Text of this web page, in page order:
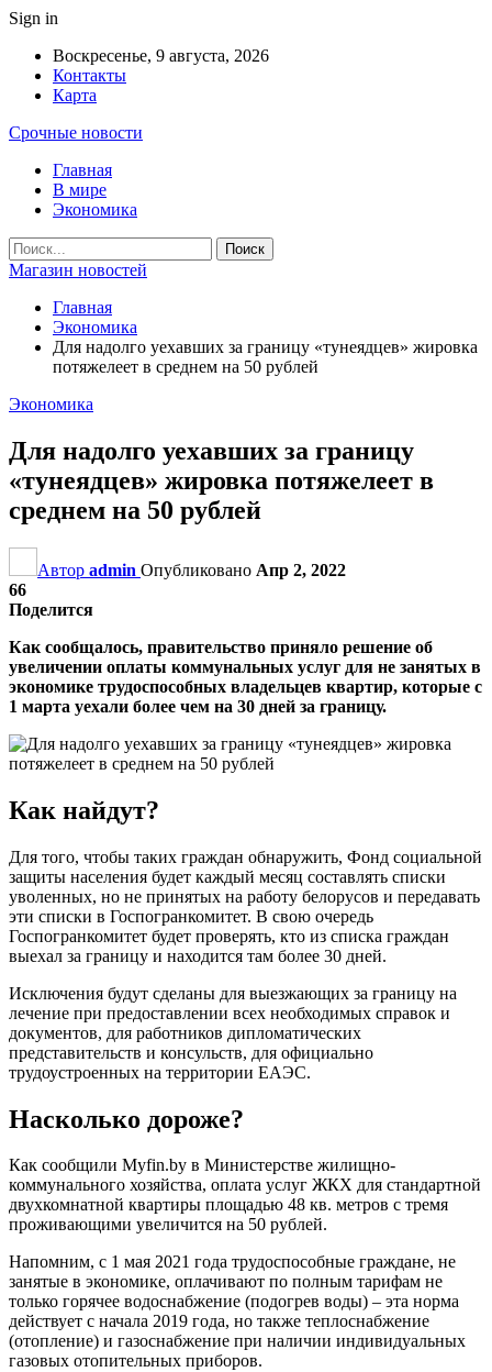
Sign in
Воскресенье, 9 августа, 2026
Контакты
Карта
Срочные новости
Главная
В мире
Экономика
Магазин новостей
Главная
Экономика
Для надолго уехавших за границу «тунеядцев» жировка
потяжелеет в среднем на 50 рублей
Экономика
Для надолго уехавших за границу
«тунеядцев» жировка потяжелеет в
среднем на 50 рублей
Автор admin Опубликовано Апр 2, 2022
66
Поделится
Как сообщалось, правительство приняло решение об
увеличении оплаты коммунальных услуг для не занятых в
экономике трудоспособных владельцев квартир, которые с
1 марта уехали более чем на 30 дней за границу.
Как найдут?
Для того, чтобы таких граждан обнаружить, Фонд социальной
защиты населения будет каждый месяц составлять списки
уволенных, но не принятых на работу белорусов и передавать
эти списки в Госпогранкомитет. В свою очередь
Госпогранкомитет будет проверять, кто из списка граждан
выехал за границу и находится там более 30 дней.
Исключения будут сделаны для выезжающих за границу на
лечение при предоставлении всех необходимых справок и
документов, для работников дипломатических
представительств и консульств, для официально
трудоустроенных на территории ЕАЭС.
Насколько дороже?
Как сообщили Myfin.by в Министерстве жилищно-
коммунального хозяйства, оплата услуг ЖКХ для стандартной
двухкомнатной квартиры площадью 48 кв. метров с тремя
проживающими увеличится на 50 рублей.
Напомним, с 1 мая 2021 года трудоспособные граждане, не
занятые в экономике, оплачивают по полным тарифам не
только горячее водоснабжение (подогрев воды) – эта норма
действует с начала 2019 года, но также теплоснабжение
(отопление) и газоснабжение при наличии индивидуальных
газовых отопительных приборов.